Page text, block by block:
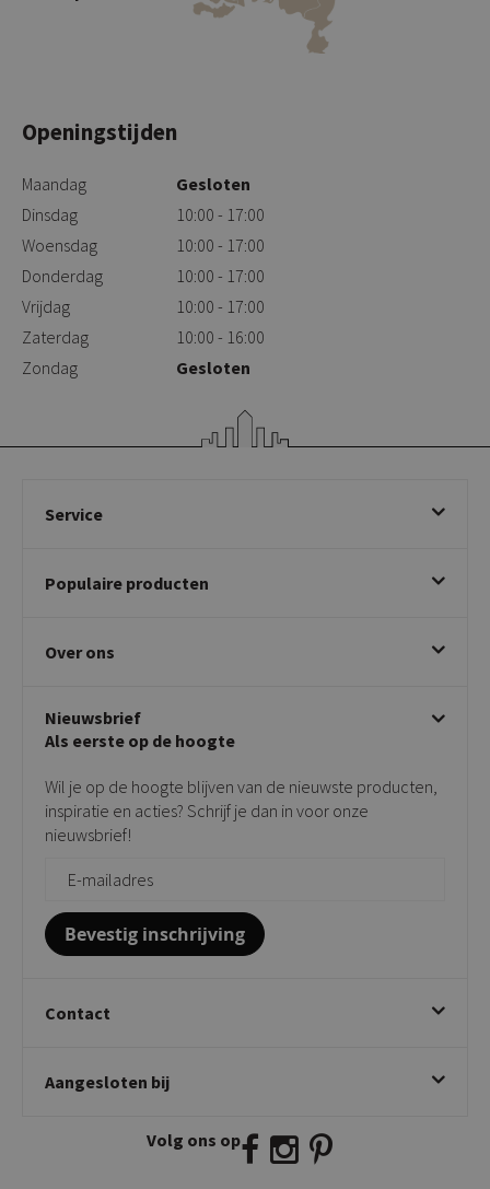
Openingstijden
Maandag
Gesloten
Dinsdag
10:00 - 17:00
Woensdag
10:00 - 17:00
Donderdag
10:00 - 17:00
Vrijdag
10:00 - 17:00
Zaterdag
10:00 - 16:00
Zondag
Gesloten
Service
Betalen & annuleren
Klachtafhandeling
Privacy policy
Populaire producten
Draaibare eetkamerstoelen
Taupe stoelen
Tuinstoelen
Bijzettafels
Over ons
Showroom
Contact
Onderhoudsproducten
Vloerbescherming
Giftcards
Nieuwsbrief
Als eerste op de hoogte
Wil je op de hoogte blijven van de nieuwste producten,
inspiratie en acties? Schrijf je dan in voor onze
nieuwsbrief!
Bevestig inschrijving
Contact
Twijnstraweg 2
info@kickcollection.nl
Aangesloten bij
Volg ons op